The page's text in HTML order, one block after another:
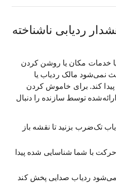
ردیابی ناشناخته
خدمات مکان یا روشن کردن
نمی‌شود مالک ردیاب یا
پیدا کند. برای خاموش کردن
توسط سازنده را دنبال
تک‌ضرب بزنید تا نقشه باز
با شما شناسایی شده پیدا
ردیاب صدایی پخش کند